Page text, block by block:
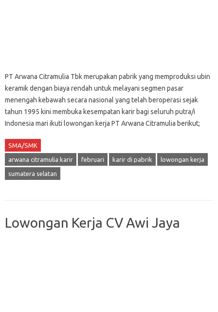
PT Arwana Citramulia Tbk merupakan pabrik yang memproduksi ubin
keramik dengan biaya rendah untuk melayani segmen pasar
menengah kebawah secara nasional yang telah beroperasi sejak
tahun 1995 kini membuka kesempatan karir bagi seluruh putra/i
Indonesia mari ikuti lowongan kerja PT Arwana Citramulia berikut;
SMA/SMK
arwana citramulia karir februari karir di pabrik lowongan kerja
sumatera selatan
Lowongan Kerja CV Awi Jaya